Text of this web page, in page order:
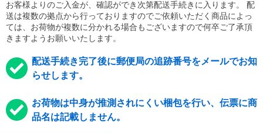
お客様よりのご入金が、確認ができ次第配送手続きに入ります。 配
送は複数の拠点から行っておりますのでご依頼いただく商品によっ
ては、お荷物が複数に分かれる場合もございますので何卒ご了承頂
きますようお願いいたします。
配送手続き完了後に郵便局の追跡番号をメールでお知
らせします。
お荷物は中身が推測されにくい梱包を行い、伝票に商
品名は記載しません。